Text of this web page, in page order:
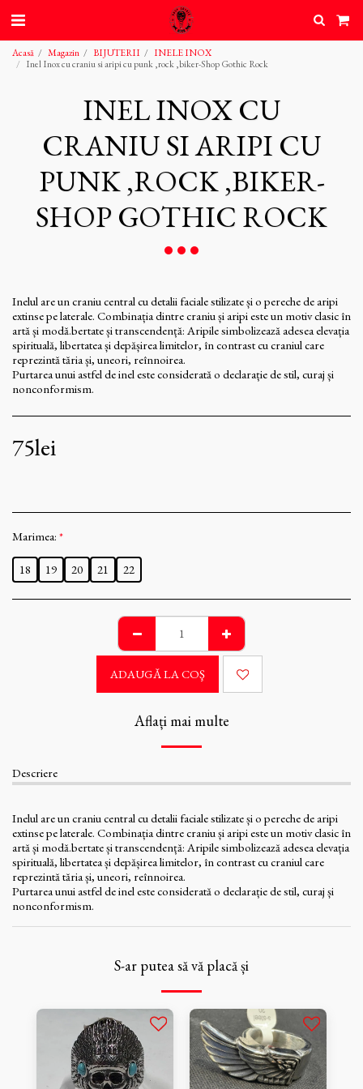
Acasă Magazin BIJUTERII
INELE INOX
Inel Inox cu craniu si aripi cu punk ,rock ,biker-Shop Gothic Rock
INEL INOX CU
CRANIU SI ARIPI CU
PUNK ,ROCK ,BIKER-
SHOP GOTHIC ROCK
Inelul are un craniu central cu detalii faciale stilizate și o pereche de aripi
extinse pe laterale. Combinația dintre craniu și aripi este un motiv clasic în
artă și modă.bertate și transcendență: Aripile simbolizează adesea elevația
spirituală, libertatea și depășirea limitelor, în contrast cu craniul care
reprezintă tăria și, uneori, reînnoirea.
Purtarea unui astfel de inel este considerată o declarație de stil, curaj și
nonconformism.
75lei
Marimea: *
18 19 20 21 22
ADAUGĂ LA COŞ
Aflați mai multe
Descriere
Inelul are un craniu central cu detalii faciale stilizate și o pereche de aripi
extinse pe laterale. Combinația dintre craniu și aripi este un motiv clasic în
artă și modă.bertate și transcendență: Aripile simbolizează adesea elevația
spirituală, libertatea și depășirea limitelor, în contrast cu craniul care
reprezintă tăria și, uneori, reînnoirea.
Purtarea unui astfel de inel este considerată o declarație de stil, curaj și
nonconformism.
S-ar putea să vă placă și